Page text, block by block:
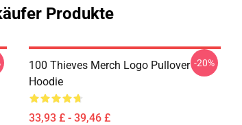
Produkte
100 Thieves Merch Logo Pullover
Hoodie
33,93 £ - 39,46 £
-20%